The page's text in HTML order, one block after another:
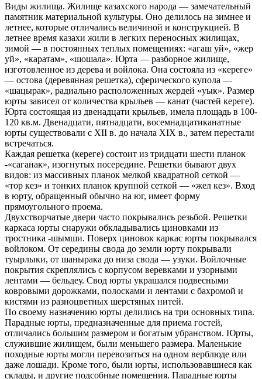
Виды жилища. Жилище казахского народа — замечательный
памятник материальной культуры. Оно делилось на зимнее и
летнее, которые отличались величиной и конструкцией. В
летнее время казахи жили в легких переносных жилищах,
зимой — в постоянных теплых помещениях: «агаш уй», «жер
уй», «каратам», «шошала». Юрта — разборное жилище,
изготовленное из дерева и войлока. Она состояла из «кереге»
— остова (деревянная решетка), сферического купола —
«шацырак», радиально расположенных жердей «уык». Размер
юрты зависел от количества крыльев — канат (частей кереге).
Юрта состоящая из двенадцати крыльев, имела площадь в 100-
120 кв.м. Двенадцати, пятнадцати, восемнадцатиканатные
юрты существовали с XII в. до начала XIX в., затем перестали
встречаться.
Каждая решетка (кереге) состоит из тридцати шести планок
-«саганак», изогнутых посередине. Решетки бывают двух
видов: из массивных планок мелкой квадратной сеткой —
«тор кез» и тонких планок крупной сеткой — «жел кез». Вход
в юрту, обращенный обычно на юг, имеет форму
прямоугольного проема.
Двухстворчатые двери часто покрывались резьбой. Решетки
каркаса юрты снаружи обкладывались циновками из
тростника -шымши. Поверх циновок каркас юрты покрывался
войлоком. От середины свода до земли юрту покрывали
туырлыки, от шанырака до низа свода — узуки. Войлочные
покрытия скреплялись с корпусом веревками и узорными
лентами — бельдеу. Свод юрты украшался подвесными
ковровыми дорожками, полосками и лентами с бахромой и
кистями из разноцветных шерстяных нитей.
По своему назначению юрты делились на три основных типа.
Парадные юрты, предназначенные для приема гостей,
отличались большим размером и богатым убранством. Юрты,
служившие жилищем, были меньшего размера. Маленькие
походные юрты могли перевозиться на одном верблюде или
даже лошади. Кроме того, были юрты, использовавшиеся как
склады, и другие подсобные помещения. Парадные юрты